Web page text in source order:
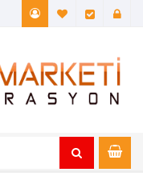
A. Listem